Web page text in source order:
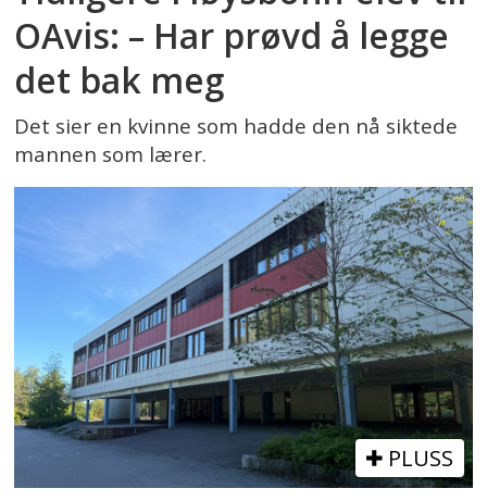
OAvis: – Har prøvd å legge
det bak meg
Det sier en kvinne som hadde den nå siktede
mannen som lærer.
PLUSS